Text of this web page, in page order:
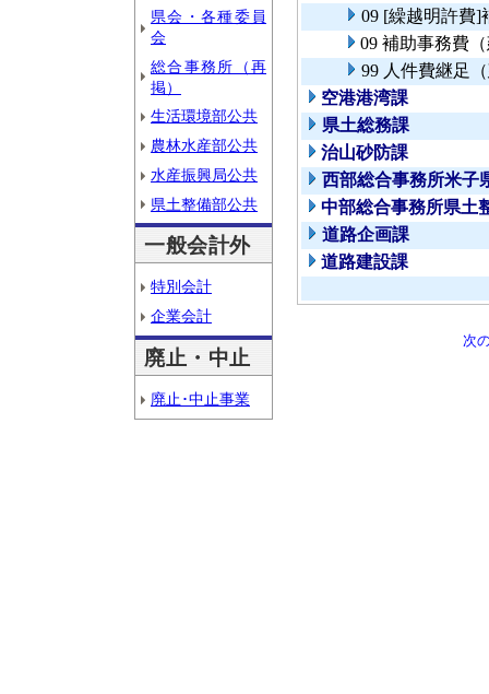
県会・各種委員
会
総合事務所（再
掲）
生活環境部公共
農林水産部公共
水産振興局公共
県土整備部公共
一般会計外
特別会計
企業会計
廃止・中止
廃止･中止事業
09 [繰越明許費]
09 補助事務費
99 人件費継足
空港港湾課
県土総務課
治山砂防課
西部総合事務所米子
中部総合事務所県土
道路企画課
道路建設課
次